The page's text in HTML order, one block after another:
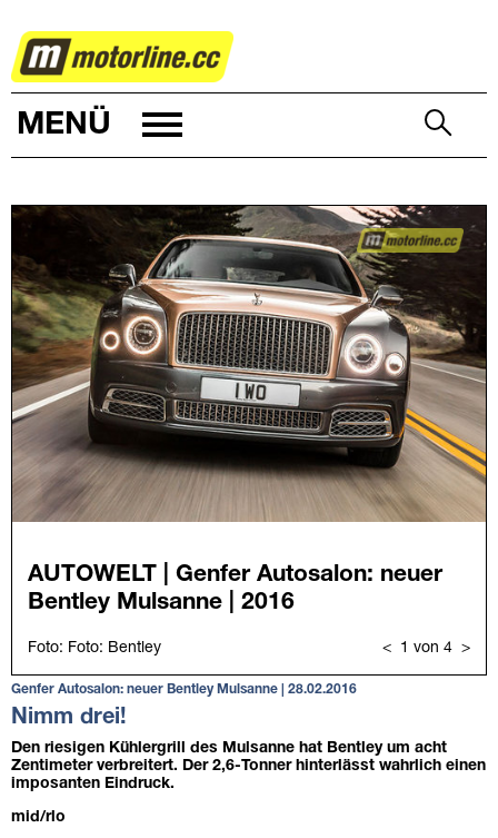
AUTOWELT
MENÜ
Genfer Autosalon: neuer Bentley Mulsanne | 28.02.2016
Nimm drei!
Den riesigen Kühlergrill des Mulsanne hat Bentley um acht
Zentimeter verbreitert. Der 2,6-Tonner hinterlässt wahrlich einen
imposanten Eindruck.
mid/rlo